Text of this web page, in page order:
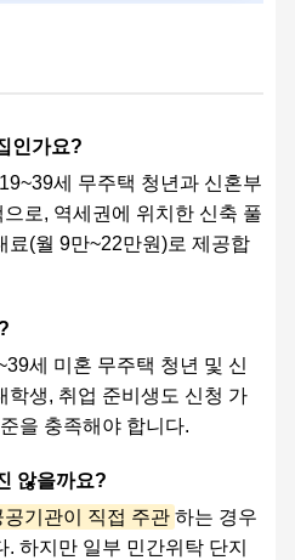
인가요?
세 무주택 청년과 신혼부
로, 역세권에 위치한 신축 풀
료(월 9만~22만원)로 제공합
세 미혼 무주택 청년 및 신
학생, 취업 준비생도 신청 가
을 충족해야 합니다.
않을까요?
공기관이 직접 주관 하는 경우
하지만 일부 민간위탁 단지